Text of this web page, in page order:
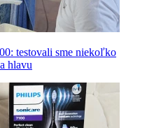
testovali sme niekoľko
hlavu